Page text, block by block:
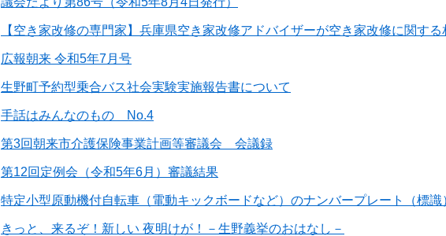
【空き家改修の専門家】兵庫県空き家改修アドバイザーが空き家改修に関する
広報朝来 令和5年7月号
生野町予約型乗合バス社会実験実施報告書について
手話はみんなのもの No.4
第3回朝来市介護保険事業計画等審議会 会議録
第12回定例会（令和5年6月）審議結果
特定小型原動機付自転車（電動キックボードなど）のナンバープレート（標識
きっと、来るぞ！新しい 夜明けが！－生野義挙のおはなし－